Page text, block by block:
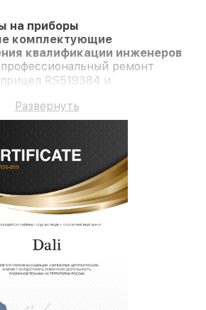
на приборы
комплектующие
квалификации инженеров
ремонт
RS519384 и
Развернуть